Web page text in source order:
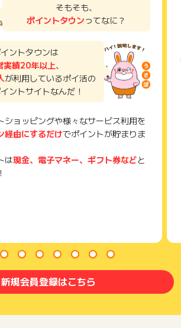
そもそも、
ポイントタウンってなに？
ントタウンは
実績20年以上、
が利用しているポイ活の
ントサイトなんだ！
ショッピングや様々なサービス利用を
経由にするだけでポイントが貯まりま
は現金、電子マネー、ギフト券などと
新規会員登録はこちら